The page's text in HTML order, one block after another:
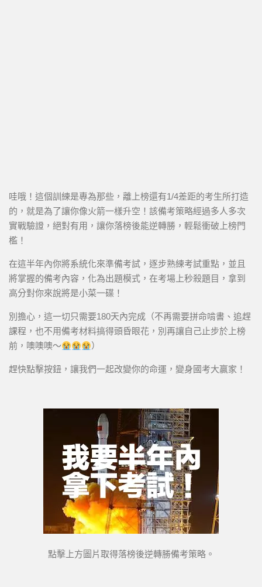
哇哦！這個訓練是專為那些，離上榜還有1/4差距的考生所打造
的，就是為了讓你像火箭一樣升空！該備考策略經過多人多次
實戰驗證，絕對有用，讓你落榜後能逆轉勝，輕鬆衝破上榜門
檻！
在這半年內你將系統化來準備考試，逐步熟練考試重點，並且
將掌握的備考內容，化為出題模式，在考場上秒殺題目，拿到
高分對你來說將是小菜一碟！
別擔心，這一切只需要180天內完成（不再需要拼命啃書、追趕
課程，也不用備考材料搞得頭昏眼花，別再讓自己止步於上榜
前，噢噢噢～
）
趕快點擊按鈕，讓我們一起改變你的命運，變身國考大贏家！
點擊上方圖片取得落榜後逆轉勝備考策略。